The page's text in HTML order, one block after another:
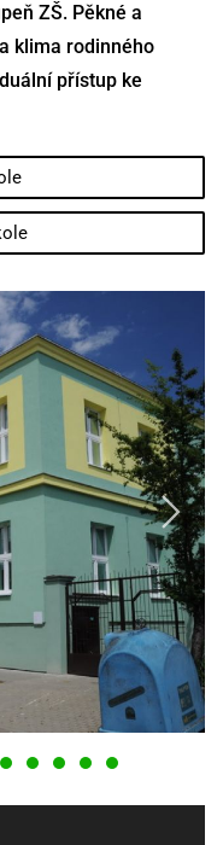
ZŠ. Pěkné a
klima rodinného
přístup ke